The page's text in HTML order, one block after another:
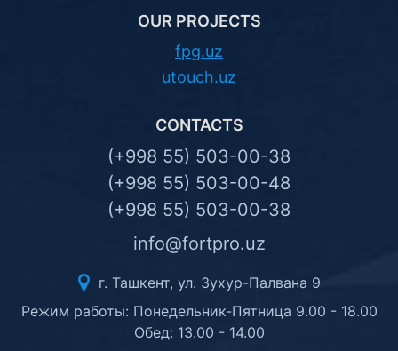
OUR PROJECTS
fpg.uz
utouch.uz
CONTACTS
(+998 55) 503-00-38
(+998 55) 503-00-48
(+998 55) 503-00-38
info@fortpro.uz
г. Ташкент, ул. Зухур-Палвана 9
Режим работы: Понедельник-Пятница 9.00 - 18.00
Обед: 13.00 - 14.00